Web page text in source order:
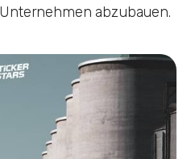
abzubauen.